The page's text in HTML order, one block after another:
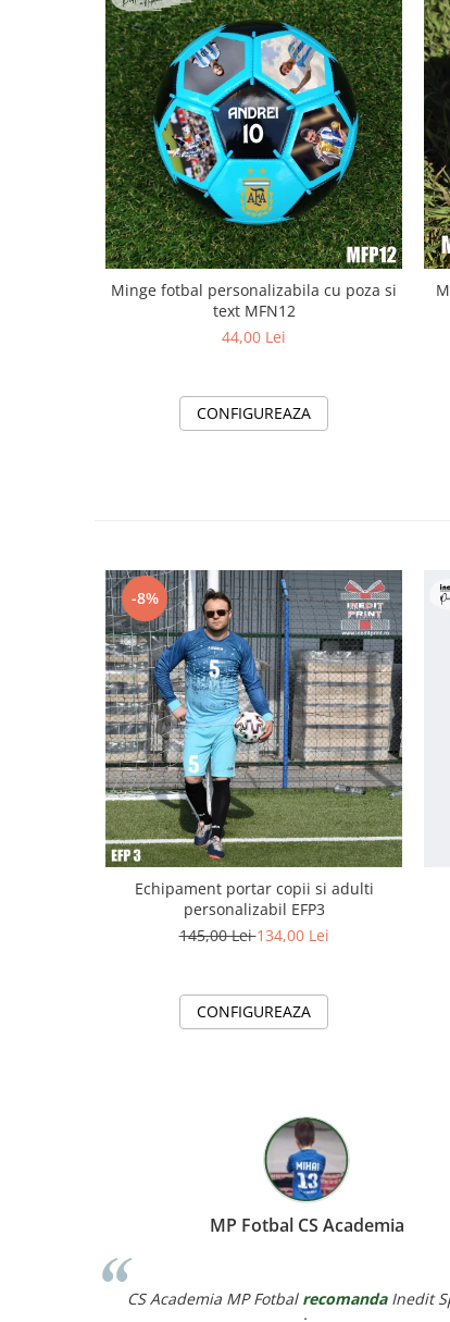
Minge fotbal personalizabila cu poza si
text MFN12
44,00 Lei
CONFIGUREAZA
-8%
Echipament portar copii si adulti
personalizabil EFP3
145,00 Lei134,00 Lei
CONFIGUREAZA
Cata Catalina
Cătă Cătălinarecomanda Inedit Sport.